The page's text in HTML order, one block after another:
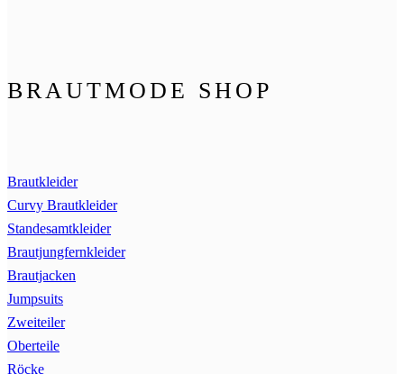
BRAUTMODE SHOP
Brautkleider
Curvy Brautkleider
Standesamtkleider
Brautjungfernkleider
Brautjacken
Jumpsuits
Zweiteiler
Oberteile
Röcke